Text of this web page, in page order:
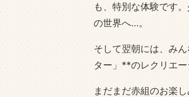
も、特別な体験です
の世界へ…。
そして翌朝には、み
ター」**のレクリエ
まだまだ赤組のお楽